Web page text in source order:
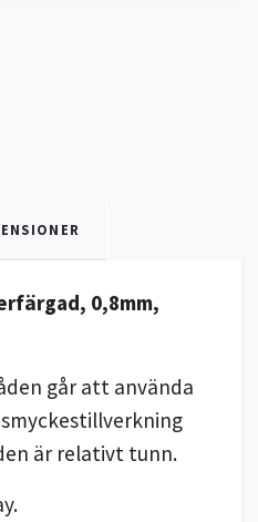
0,8mm,
går att använda
är relativt tunn.